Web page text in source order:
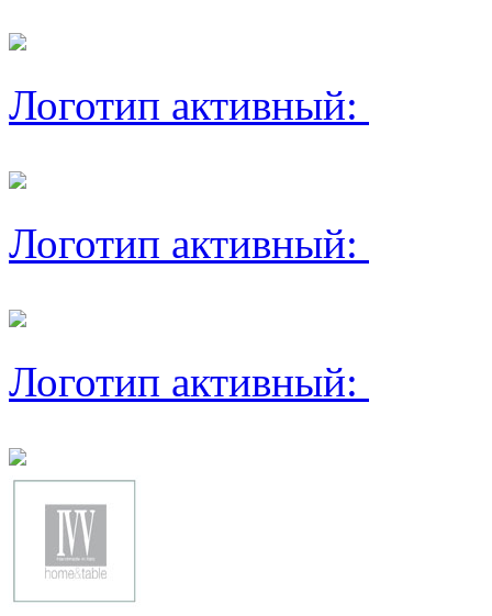
Логотип активный:
Логотип активный:
Логотип активный: